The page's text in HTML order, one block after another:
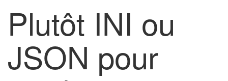
Plutôt INI ou
JSON pour